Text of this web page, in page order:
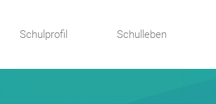
Schulprofil Schulleben